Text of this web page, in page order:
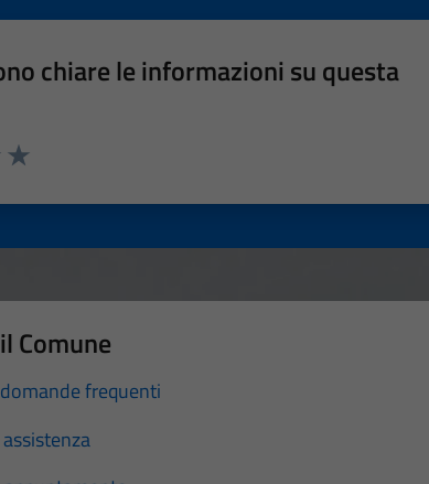
chiare le informazioni su questa
Comune
frequenti